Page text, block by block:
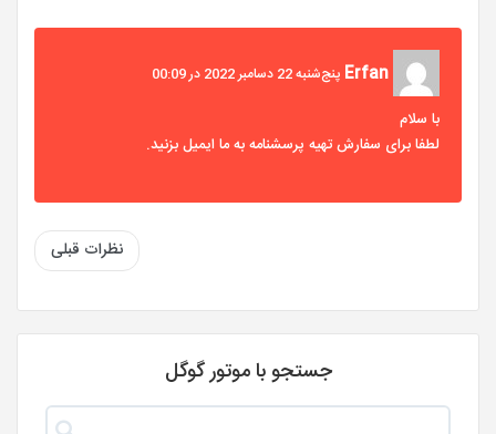
Erfan پنج‌شنبه 22 دسامبر 2022 در 00:09
با سلام
لطفا برای سفارش تهیه پرسشنامه به ما ایمیل بزنید.
نظرات قبلی
جستجو با موتور گوگل